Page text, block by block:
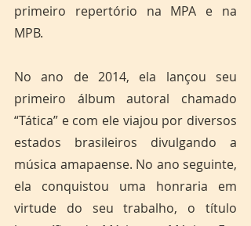
primeiro repertório na MPA e na
MPB.
No ano de 2014, ela lançou seu
primeiro álbum autoral chamado
“Tática” e com ele viajou por diversos
estados brasileiros divulgando a
música amapaense. No ano seguinte,
ela conquistou uma honraria em
virtude do seu trabalho, o título